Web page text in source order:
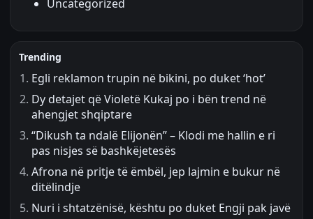
Uncategorized
Trending
Egli reklamon trupin në bikini, po duket ‘hot’
Dy detajet që Violetë Kukaj po i bën trend në
ahengjet shqiptare
“Dikush ta ndalë Elijonën” – Klodi me hallin e ri
pas nisjes së bashkëjetesës
Afrona në pritje të ëmbël, jep lajmin e bukur në
ditëlindje
Nuri i shtatzënisë, kështu po duket Engji pak javë